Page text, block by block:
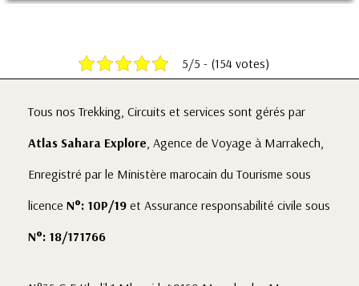
5/5 - (154 votes)
Tous nos Trekking, Circuits et services sont gérés par
Atlas Sahara Explore, Agence de Voyage à Marrakech,
Enregistré par le Ministère marocain du Tourisme sous
licence N°: 10P/19 et Assurance responsabilité civile sous
N°: 18/171766